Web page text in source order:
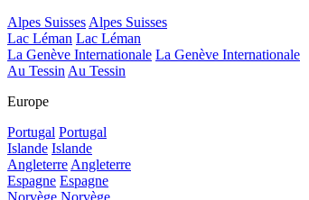
Alpes Suisses Alpes Suisses
Lac Léman Lac Léman
La Genève Internationale La Genève Internationale
Au Tessin Au Tessin
Europe
Portugal Portugal
Islande Islande
Angleterre Angleterre
Espagne Espagne
Norvège Norvège